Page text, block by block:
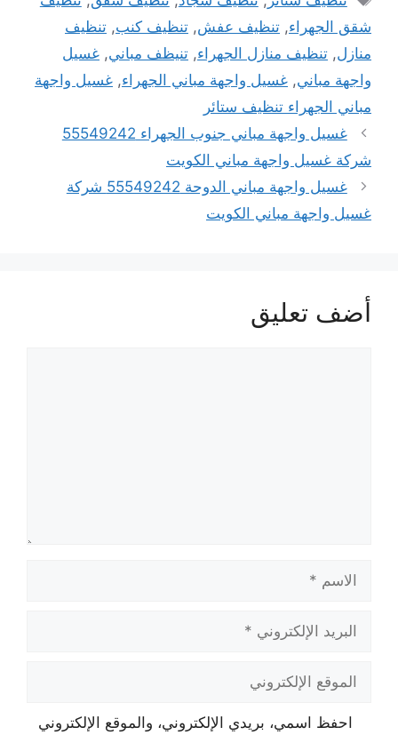
شقق الجهراء, تنظيف عفش, تنظيف كنب, تنظيف
منازل, تنظيف منازل الجهراء, تنيظف مباني, غسيل
واجهة مباني, غسيل واجهة مباني الجهراء, غسيل واجهة
مباني الجهراء تنظيف ستائر
غسيل واجهة مباني جنوب الجهراء 55549242
شركة غسيل واجهة مباني الكويت
غسيل واجهة مباني الدوحة 55549242 شركة
غسيل واجهة مباني الكويت
أضف تعليق
الاسم
البريد
الإلكتروني
الموقع
الإلكتروني
احفظ اسمي، بريدي الإلكتروني، والموقع الإلكتروني